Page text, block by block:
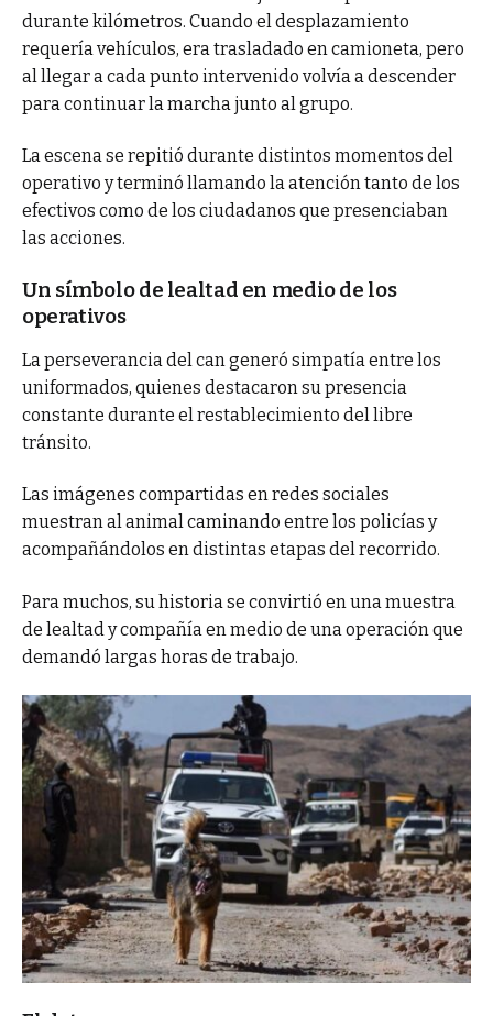
durante kilómetros. Cuando el desplazamiento
requería vehículos, era trasladado en camioneta, pero
al llegar a cada punto intervenido volvía a descender
para continuar la marcha junto al grupo.
La escena se repitió durante distintos momentos del
operativo y terminó llamando la atención tanto de los
efectivos como de los ciudadanos que presenciaban
las acciones.
Un símbolo de lealtad en medio de los
operativos
La perseverancia del can generó simpatía entre los
uniformados, quienes destacaron su presencia
constante durante el restablecimiento del libre
tránsito.
Las imágenes compartidas en redes sociales
muestran al animal caminando entre los policías y
acompañándolos en distintas etapas del recorrido.
Para muchos, su historia se convirtió en una muestra
de lealtad y compañía en medio de una operación que
demandó largas horas de trabajo.